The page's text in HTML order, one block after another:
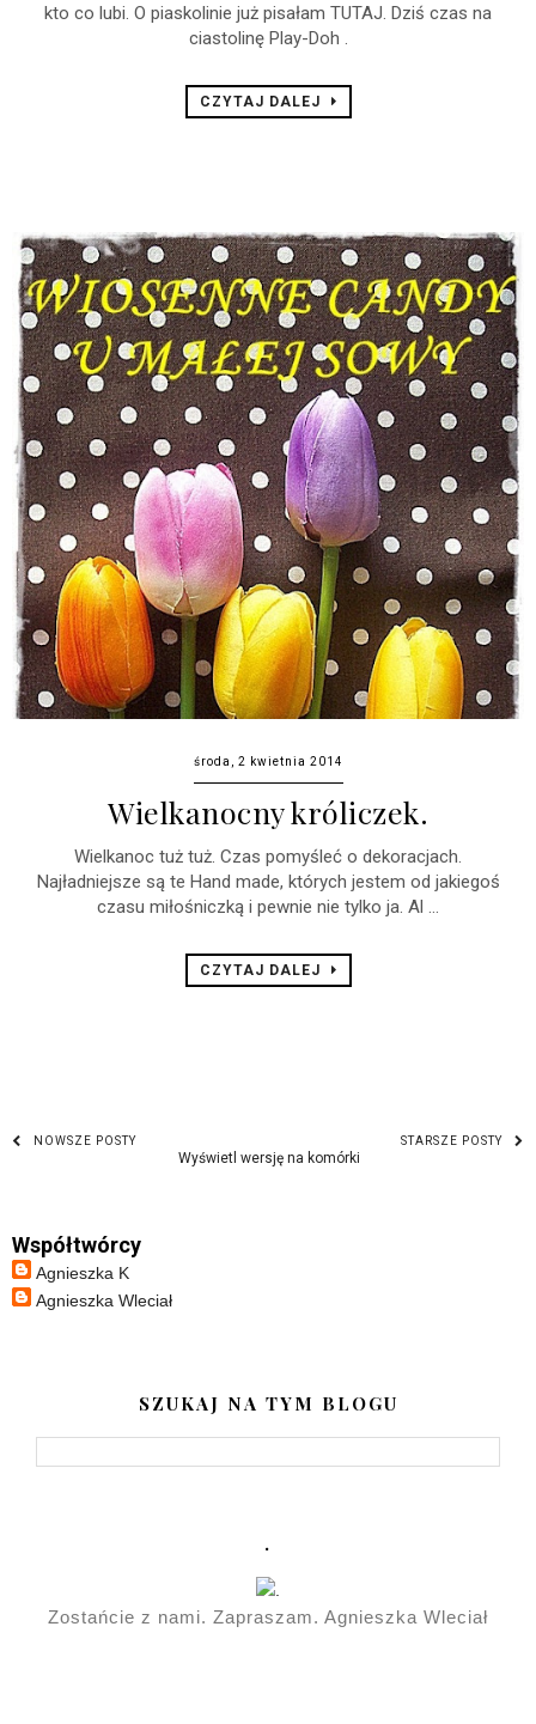
kto co lubi. O piaskolinie już pisałam TUTAJ. Dziś czas na
ciastolinę Play-Doh .
CZYTAJ DALEJ
środa, 2 kwietnia 2014
Wielkanocny króliczek.
Wielkanoc tuż tuż. Czas pomyśleć o dekoracjach.
Najładniejsze są te Hand made, których jestem od jakiegoś
czasu miłośniczką i pewnie nie tylko ja. Al ...
CZYTAJ DALEJ
NOWSZE POSTY STARSZE POSTY
Wyświetl wersję na komórki
Współtwórcy
Agnieszka K
Agnieszka Wleciał
SZUKAJ NA TYM BLOGU
.
Zostańcie z nami. Zapraszam. Agnieszka Wleciał